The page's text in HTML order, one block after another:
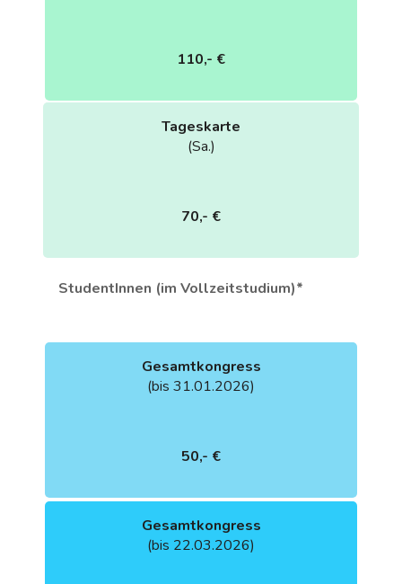
110,- €
Tageskarte
(Sa.)
70,- €
StudentInnen (im Vollzeitstudium)*
Gesamtkongress
(bis 31.01.2026)
50,- €
Gesamtkongress
(bis 22.03.2026)